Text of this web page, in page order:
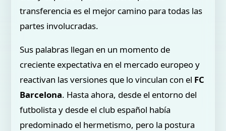
transferencia es el mejor camino para todas las
partes involucradas.
Sus palabras llegan en un momento de
creciente expectativa en el mercado europeo y
reactivan las versiones que lo vinculan con el FC
Barcelona. Hasta ahora, desde el entorno del
futbolista y desde el club español había
predominado el hermetismo, pero la postura